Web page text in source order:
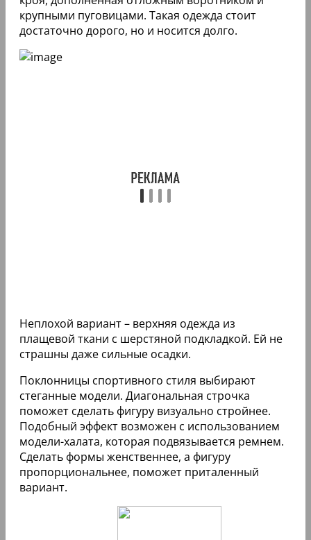
крупными пуговицами. Такая одежда стоит
достаточно дорого, но и носится долго.
Неплохой вариант – верхняя одежда из
плащевой ткани с шерстяной подкладкой. Ей не
страшны даже сильные осадки.
Поклонницы спортивного стиля выбирают
стеганные модели. Диагональная строчка
поможет сделать фигуру визуально стройнее.
Подобный эффект возможен с использованием
модели-халата, которая подвязывается ремнем.
Сделать формы женственнее, а фигуру
пропорциональнее, поможет приталенный
вариант.